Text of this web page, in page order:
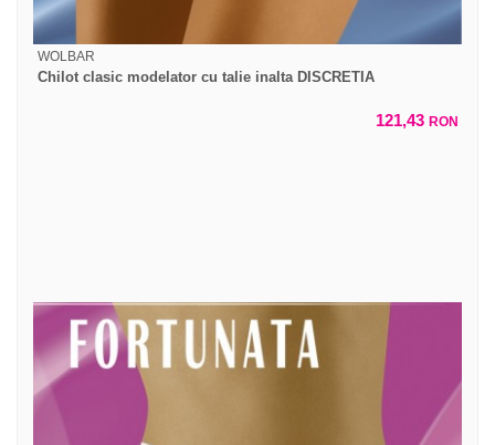
WOLBAR
Chilot clasic modelator cu talie inalta DISCRETIA
121,43 RON